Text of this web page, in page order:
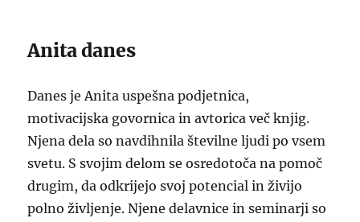
Anita danes
Danes je Anita uspešna podjetnica,
motivacijska govornica in avtorica več knjig.
Njena dela so navdihnila številne ljudi po vsem
svetu. S svojim delom se osredotoča na pomoč
drugim, da odkrijejo svoj potencial in živijo
polno življenje. Njene delavnice in seminarji so